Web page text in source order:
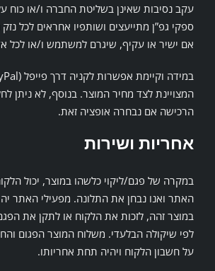
עקב נסיבות שאינן בשליטת החברה ו/או כוח
ספקי גפ”ן מתייעצים ושותפיו אחראים לכל
אם ישיר או עקיף, שיגרם למשתמש ו/או לכל
המצויינת לצד מחיר המוצר. בנוסף, לא ניתן
הרכישה אם נבחרה אופציה זאת.
אחריות ושירות
במקרה של פגם/ליקוי כלשהו במוצר, יכול
האתר ואנו נבחן את התלונה. מפעילי האתר
במוצר זהה, לזכות את הלקוח או לתקן את
לפי שיקולה הבלעדי. משלוח המוצר הפגום
על חשבון הלקוח ויהיה תחת אחריותו.